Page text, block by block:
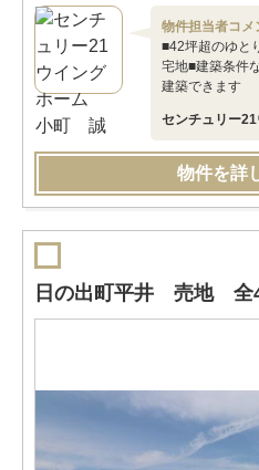
物件担当者コメ
■42坪超のゆと
宅地■建築条件
建築できます
センチュリー
物件を詳
日の出町平井 売地